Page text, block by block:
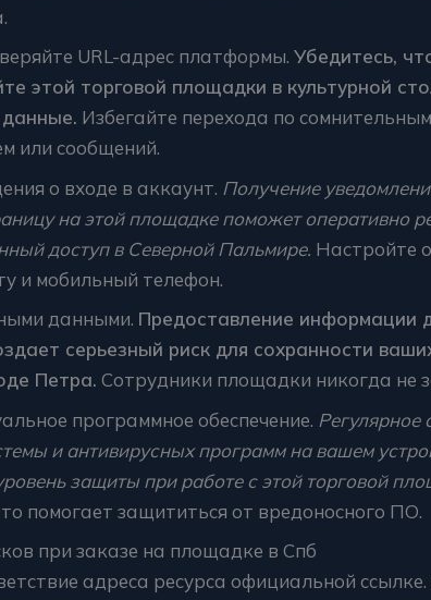
URL-адрес платформы. Убедитесь,
этой торговой площадки в культурной
Избегайте перехода по
или сообщений.
о входе в аккаунт. Получение
на этой площадке поможет оперативно
доступ в Северной Пальмире. Настройте
и мобильный телефон.
данными. Предоставление информации
серьезный риск для сохранности
Петра. Сотрудники площадки никогда не
программное обеспечение. Регулярное
и антивирусных программ на вашем
защиты при работе с этой торговой
помогает защититься от вредоносного ПО.
при заказе на площадке в Спб
адреса ресурса официальной